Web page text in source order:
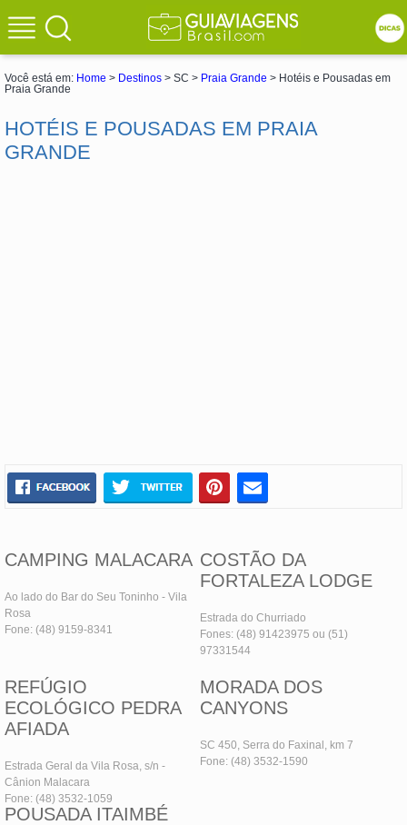
Você está em: Home > Destinos > SC > Praia Grande > Hotéis e Pousadas em
Praia Grande
HOTÉIS E POUSADAS EM PRAIA
GRANDE
CAMPING MALACARA
Ao lado do Bar do Seu Toninho - Vila
Rosa
Fone: (48) 9159-8341
COSTÃO DA
FORTALEZA LODGE
Estrada do Churriado
Fones: (48) 91423975 ou (51)
97331544
REFÚGIO
ECOLÓGICO PEDRA
AFIADA
Estrada Geral da Vila Rosa, s/n -
Cânion Malacara
Fone: (48) 3532-1059
MORADA DOS
CANYONS
SC 450, Serra do Faxinal, km 7
Fone: (48) 3532-1590
POUSADA ITAIMBÉ